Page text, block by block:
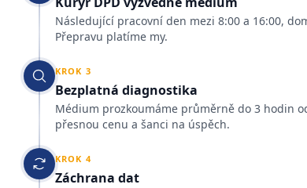
Následující pracovní den mezi 8:00 a 16:00,
Přepravu platíme my.
KROK 3
Bezplatná diagnostika
Médium prozkoumáme průměrně do 3 hodin
přesnou cenu a šanci na úspěch.
KROK 4
Záchrana dat